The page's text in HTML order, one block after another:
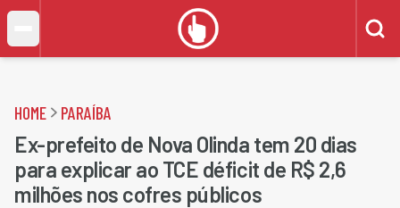
HOME PARAÍBA
Ex-prefeito de Nova Olinda tem 20 dias
para explicar ao TCE déficit de R$ 2,6
milhões nos cofres públicos